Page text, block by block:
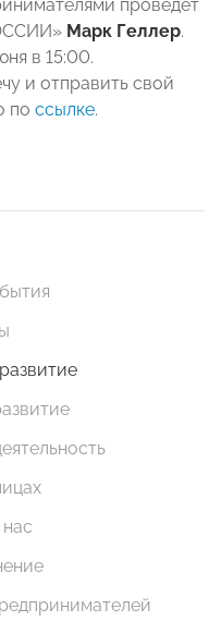
проведет
Марк Геллер.
в 15:00.
и отправить свой
по ссылке.